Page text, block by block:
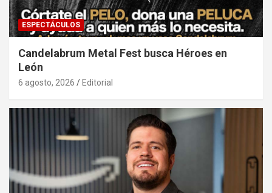
ESPECTÁCULOS
Candelabrum Metal Fest busca Héroes en
León
6 agosto, 2026 Editorial